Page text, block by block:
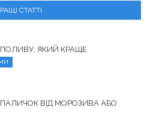
СТАТТІ
ЯКИЙ КРАЩЕ
ВІД МОРОЗИВА АБО